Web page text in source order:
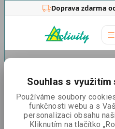
Doprava zdarma
Řadit podle: Nejlevnější
NewGene Novel COVID-19
Souhlas s
Používáme soubory
funkčnosti webu a s
personalizaci obsahu
Kliknutím na tlačítko